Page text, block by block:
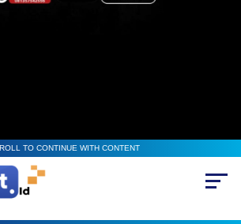
TO CONTINUE WITH CONTENT